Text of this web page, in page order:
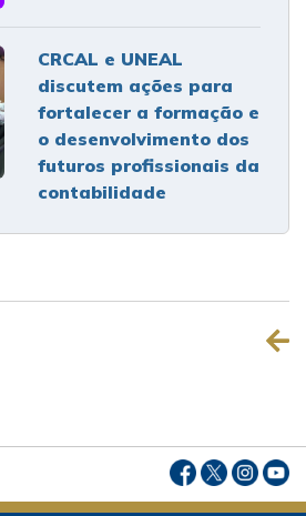
CRCAL e UNEAL
discutem ações para
fortalecer a formação e
o desenvolvimento dos
futuros profissionais da
contabilidade